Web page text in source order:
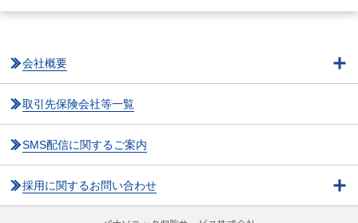
会社概要
取引先保険会社等一覧
SMS配信に関するご案内
採用に関するお問い合わせ